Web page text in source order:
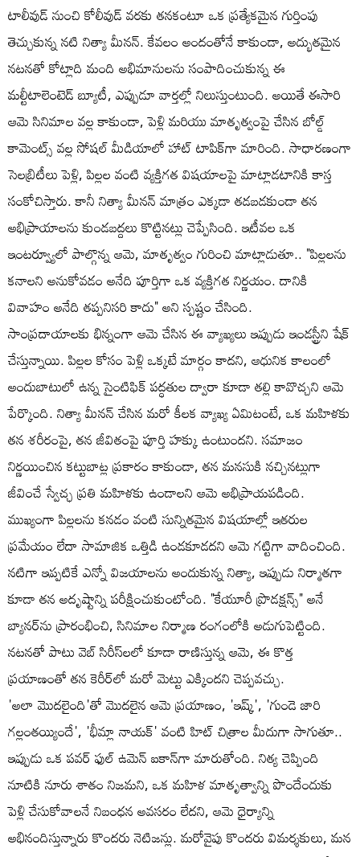
టాలీవుడ్ నుంచి కోలీవుడ్ వరకు తనకంటూ ఒక ప్రత్యేకమైన గుర్తింపు
తెచ్చుకున్న నటి నిత్యా మీనన్. కేవలం అందంతోనే కాకుండా, అద్భుతమైన
నటనతో కోట్లాది మంది అభిమానులను సంపాదించుకున్న ఈ
మల్టీటాలెంటెడ్ బ్యూటీ, ఎప్పుడూ వార్తల్లో నిలుస్తుంటుంది. అయితే ఈసారి
ఆమె సినిమాల వల్ల కాకుండా, పెళ్లి మరియు మాతృత్వంపై చేసిన బోల్డ్
కామెంట్స్ వల్ల సోషల్ మీడియాలో హాట్ టాపిక్‌గా మారింది. సాధారణంగా
సెలబ్రిటీలు పెళ్లి, పిల్లల వంటి వ్యక్తిగత విషయాలపై మాట్లాడటానికి కాస్త
సంకోచిస్తారు. కానీ నిత్యా మీనన్ మాత్రం ఎక్కడా తడబడకుండా తన
అభిప్రాయాలను కుండబద్దలు కొట్టినట్లు చెప్పేసింది. ఇటీవల ఒక
ఇంటర్వ్యూలో పాల్గొన్న ఆమె, మాతృత్వం గురించి మాట్లాడుతూ.. "పిల్లలను
కనాలని అనుకోవడం అనేది పూర్తిగా ఒక వ్యక్తిగత నిర్ణయం. దానికి
వివాహం అనేది తప్పనిసరి కాదు" అని స్పష్టం చేసింది.
సాంప్రదాయాలకు భిన్నంగా ఆమె చేసిన ఈ వ్యాఖ్యలు ఇప్పుడు ఇండస్ట్రీని షేక్
చేస్తున్నాయి. పిల్లల కోసం పెళ్లి ఒక్కటే మార్గం కాదని, ఆధునిక కాలంలో
అందుబాటులో ఉన్న సైంటిఫిక్ పద్ధతుల ద్వారా కూడా తల్లి కావొచ్చని ఆమె
పేర్కొంది. నిత్యా మీనన్ చేసిన మరో కీలక వ్యాఖ్య ఏమిటంటే, ఒక మహిళకు
తన శరీరంపై, తన జీవితంపై పూర్తి హక్కు ఉంటుందని. సమాజం
నిర్ణయించిన కట్టుబాట్ల ప్రకారం కాకుండా, తన మనసుకి నచ్చినట్లుగా
జీవించే స్వేచ్ఛ ప్రతి మహిళకు ఉండాలని ఆమె అభిప్రాయపడింది.
ముఖ్యంగా పిల్లలను కనడం వంటి సున్నితమైన విషయాల్లో ఇతరుల
ప్రమేయం లేదా సామాజిక ఒత్తిడి ఉండకూడదని ఆమె గట్టిగా వాదించింది.
నటిగా ఇప్పటికే ఎన్నో విజయాలను అందుకున్న నిత్యా, ఇప్పుడు నిర్మాతగా
కూడా తన అదృష్టాన్ని పరీక్షించుకుంటోంది. "కేయూరీ ప్రొడక్షన్స్" అనే
బ్యానర్‌ను ప్రారంభించి, సినిమాల నిర్మాణ రంగంలోకి అడుగుపెట్టింది.
నటనతో పాటు వెబ్ సిరీస్‌లలో కూడా రాణిస్తున్న ఆమె, ఈ కొత్త
ప్రయాణంతో తన కెరీర్‌లో మరో మెట్టు ఎక్కిందని చెప్పవచ్చు.
'అలా మొదలైంది'తో మొదలైన ఆమె ప్రయాణం, 'ఇష్క్', 'గుండె జారి
గల్లంతయ్యిందే', 'భీమ్లా నాయక్' వంటి హిట్ చిత్రాల మీదుగా సాగుతూ..
ఇప్పుడు ఒక పవర్ ఫుల్ ఉమెన్ ఐకాన్‌గా మారుతోంది. నిత్య చెప్పింది
నూటికి నూరు శాతం నిజమని, ఒక మహిళ మాతృత్వాన్ని పొందేందుకు
పెళ్లి చేసుకోవాలనే నిబంధన అవసరం లేదని, ఆమె ధైర్యాన్ని
అభినందిస్తున్నారు కొందరు నెటిజన్లు. మరోవైపు కొందరు విమర్శకులు, మన